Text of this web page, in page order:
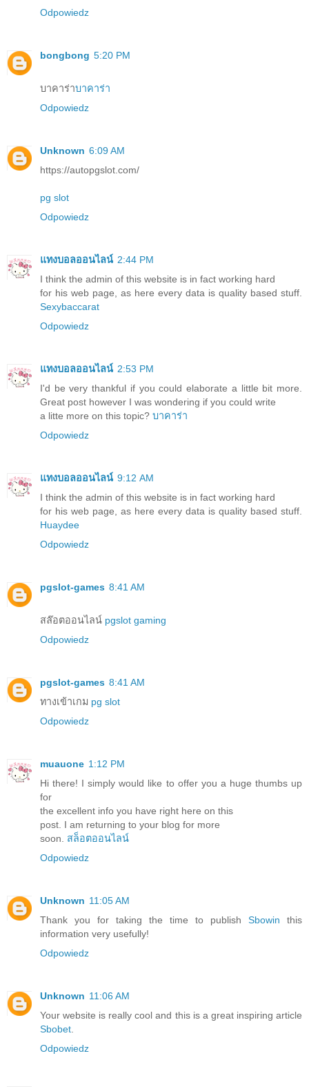
Odpowiedz
bongbong 5:20 PM
บาคาร่าบาคาร่า
Odpowiedz
Unknown 6:09 AM
https://autopgslot.com/
pg slot
Odpowiedz
แทงบอลออนไลน์ 2:44 PM
I think the admin of this website is in fact working hard
for his web page, as here every data is quality based stuff.
Sexybaccarat
Odpowiedz
แทงบอลออนไลน์ 2:53 PM
I'd be very thankful if you could elaborate a little bit more.
Great post however I was wondering if you could write
a litte more on this topic? บาคาร่า
Odpowiedz
แทงบอลออนไลน์ 9:12 AM
I think the admin of this website is in fact working hard
for his web page, as here every data is quality based stuff.
Huaydee
Odpowiedz
pgslot-games 8:41 AM
สล๊อตออนไลน์ pgslot gaming
Odpowiedz
pgslot-games 8:41 AM
ทางเข้าเกม pg slot
Odpowiedz
muauone 1:12 PM
Hi there! I simply would like to offer you a huge thumbs up
for
the excellent info you have right here on this
post. I am returning to your blog for more
soon. สล็อตออนไลน์
Odpowiedz
Unknown 11:05 AM
Thank you for taking the time to publish Sbowin this
information very usefully!
Odpowiedz
Unknown 11:06 AM
Your website is really cool and this is a great inspiring article
Sbobet.
Odpowiedz